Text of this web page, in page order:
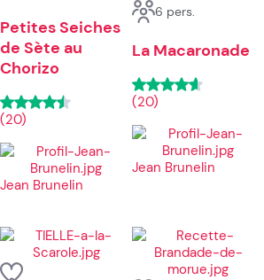
Petites Seiches
de Sète au
Chorizo
(20)
Jean Brunelin
6 pers.
La Macaronade
(20)
Jean Brunelin